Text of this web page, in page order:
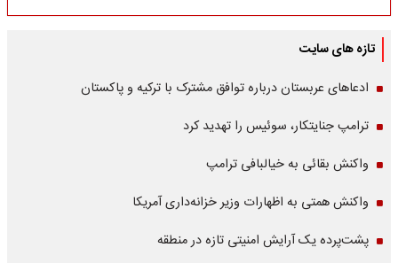
تازه های سایت
ادعاهای عربستان درباره توافق مشترک با ترکیه و پاکستان
ترامپ جنایتکار، سوئیس را تهدید کرد
واکنش بقائی به خیالبافی ترامپ
واکنش همتی به اظهارات وزیر خزانه‌داری آمریکا
پشت‌پرده یک آرایش امنیتی تازه در منطقه